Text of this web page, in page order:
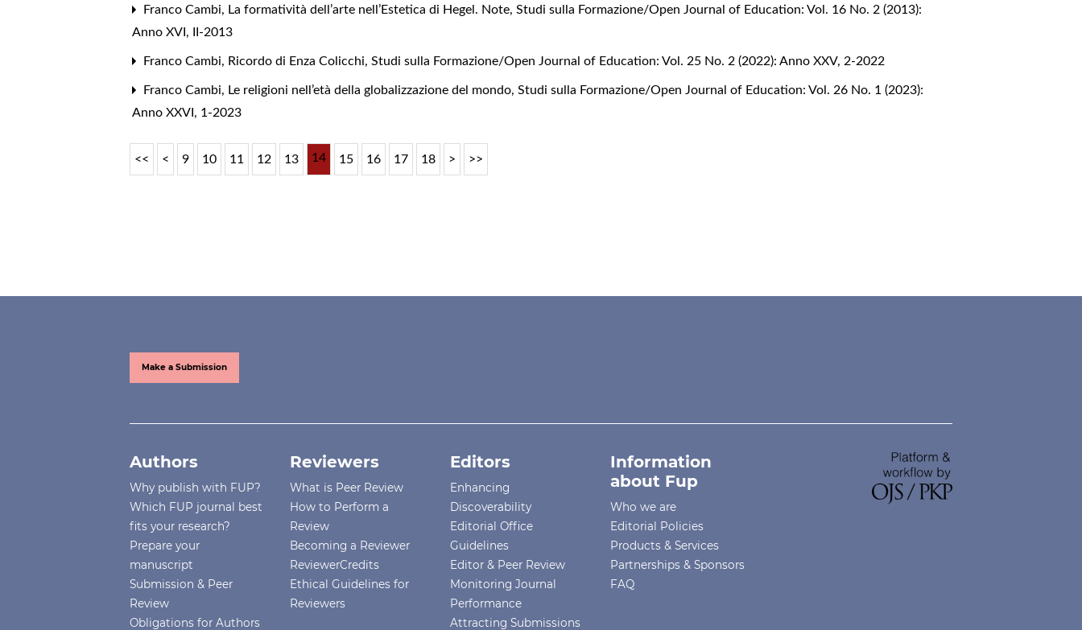
Franco Cambi, La formatività dell’arte nell’Estetica di Hegel. Note,Studi sulla Formazione/Open Journal of Education: Vol. 16 No. 2 (2013):
Anno XVI, II-2013
Franco Cambi, Ricordo di Enza Colicchi,Studi sulla Formazione/Open Journal of Education: Vol. 25 No. 2 (2022): Anno XXV, 2-2022
Franco Cambi, Le religioni nell’età della globalizzazione del mondo,Studi sulla Formazione/Open Journal of Education: Vol. 26 No. 1 (2023):
Anno XXVI, 1-2023
<< < 9 10 11 12 13 14 15 16 17 18 > >>
Make a Submission
Authors
Why publish with FUP?
Which FUP journal best
fits your research?
Prepare your
manuscript
Submission & Peer
Review
Obligations for Authors
Reviewers
What is Peer Review
How to Perform a
Review
Becoming a Reviewer
ReviewerCredits
Ethical Guidelines for
Reviewers
Editors
Enhancing
Discoverability
Editorial Office
Guidelines
Editor & Peer Review
Monitoring Journal
Performance
Attracting Submissions
Information
about Fup
Who we are
Editorial Policies
Products & Services
Partnerships & Sponsors
FAQ